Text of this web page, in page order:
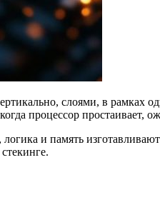
слоями, в рамках
процессор простаивает,
и память